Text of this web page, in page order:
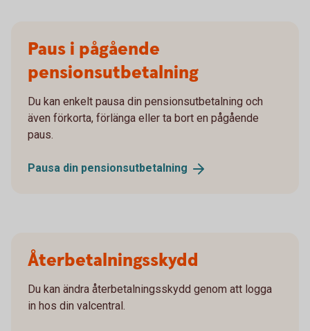
Paus i pågående
pensionsutbetalning
Du kan enkelt pausa din pensionsutbetalning och
även förkorta, förlänga eller ta bort en pågående
paus.
Pausa din pensionsutbetalning
Återbetalningsskydd
Du kan ändra återbetalningsskydd genom att logga
in hos din valcentral.